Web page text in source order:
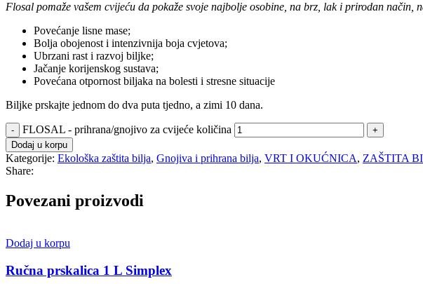
Flosal pomaže vašem cvijeću da pokaže svoje najbolje osobine, na brz, lak i prirodan
Povećanje lisne mase;
Bolja obojenost i intenzivnija boja cvjetova;
Ubrzani rast i razvoj biljke;
Jačanje korijenskog sustava;
Povećana otpornost biljaka na bolesti i stresne situacije
Biljke prskajte jednom do dva puta tjedno, a zimi 10 dana.
FLOSAL - prihrana/gnojivo za cvijeće količina
Dodaj u korpu
Kategorije: Ekološka zaštita bilja, Gnojiva i prihrana bilja, VRT I OKUĆNICA, ZAŠTITA
Share:
Povezani proizvodi
Dodaj u korpu
Ručna prskalica 1 L Simplex